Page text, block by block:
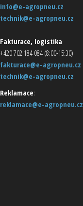
info@e-agropneu.cz
technik@e-agropneu.cz
Fakturace, logistika
+420 702 184 084 (8:00-15:30)
fakturace@e-agropneu.cz
technik@e-agropneu.cz
Reklamace:
reklamace@e-agropneu.cz